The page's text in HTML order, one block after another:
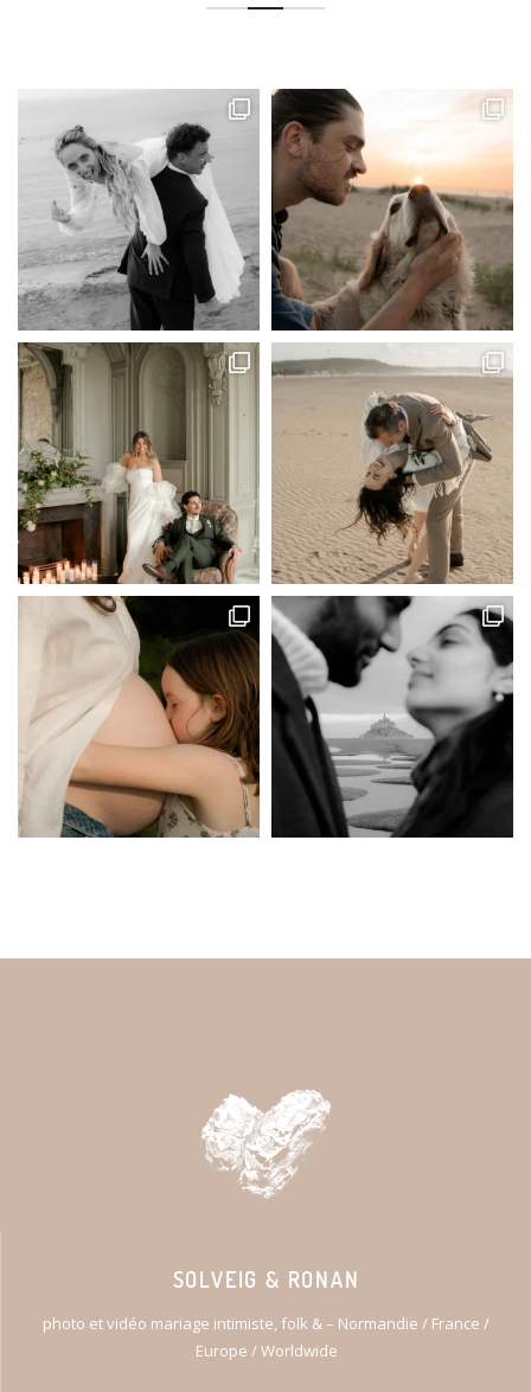
SOLVEIG & RONAN
photo et vidéo mariage intimiste, folk & – Normandie / France /
Europe / Worldwide